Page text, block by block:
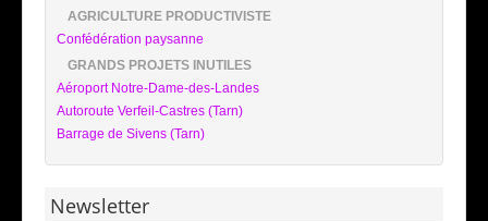
AGRICULTURE PRODUCTIVISTE
Confédération paysanne
GRANDS PROJETS INUTILES
Aéroport Notre-Dame-des-Landes
Autoroute Verfeil-Castres (Tarn)
Barrage de Sivens (Tarn)
Newsletter